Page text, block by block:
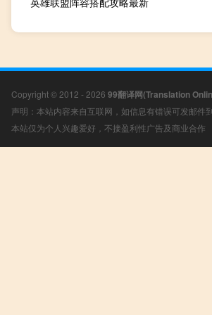
Copyright © 2012 - 2026 99翻译网(Translation
声明：本站内容来自互联网，如信息有错误可发邮
本站仅为个人兴趣爱好，不接盈利性广告及商业合作